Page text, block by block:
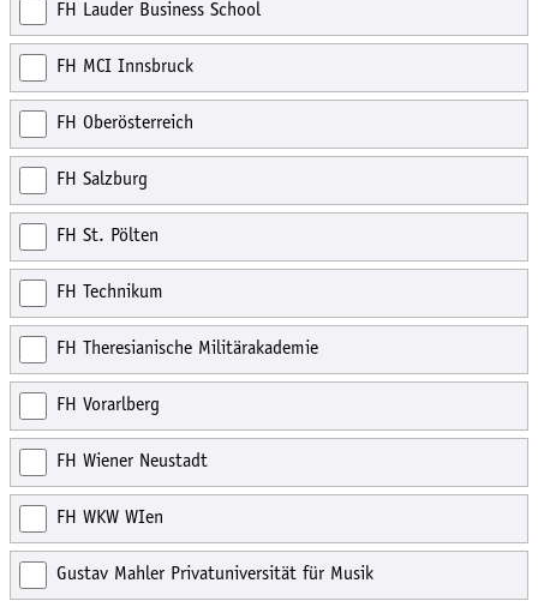
FH Lauder Business School
FH MCI Innsbruck
FH Oberösterreich
FH Salzburg
FH St. Pölten
FH Technikum
FH Theresianische Militärakademie
FH Vorarlberg
FH Wiener Neustadt
FH WKW WIen
Gustav Mahler Privatuniversität für Musik